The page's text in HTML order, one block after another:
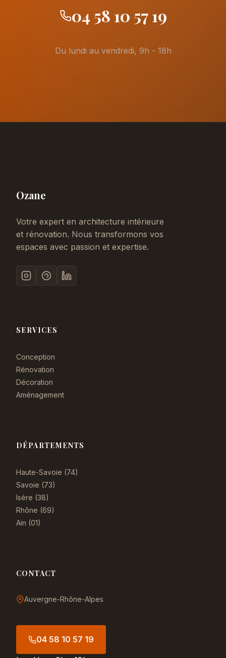
04 58 10 57 19
Du lundi au vendredi, 9h - 18h
Ozane
Votre expert en architecture intérieure
et rénovation. Nous transformons vos
espaces avec passion et expertise.
SERVICES
Conception
Rénovation
Décoration
Aménagement
DÉPARTEMENTS
Haute-Savoie (74)
Savoie (73)
Isère (38)
Rhône (69)
Ain (01)
CONTACT
Auvergne-Rhône-Alpes
04 58 10 57 19